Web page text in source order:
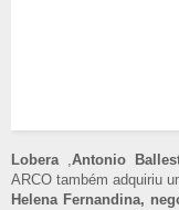
Lobera,Antonio
ARCO também adquiriu
Helena Fernandina,